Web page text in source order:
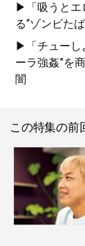
▶「吸うとエ
る“ゾンビた
▶「チューし
ーラ強姦”を
闇
この特集の前